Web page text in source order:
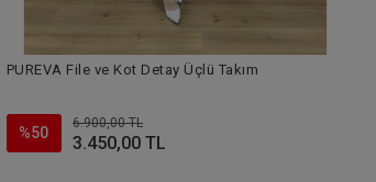
PUREVA File ve Kot Detay Üçlü Takım
%50
6.900,00 TL
3.450,00 TL